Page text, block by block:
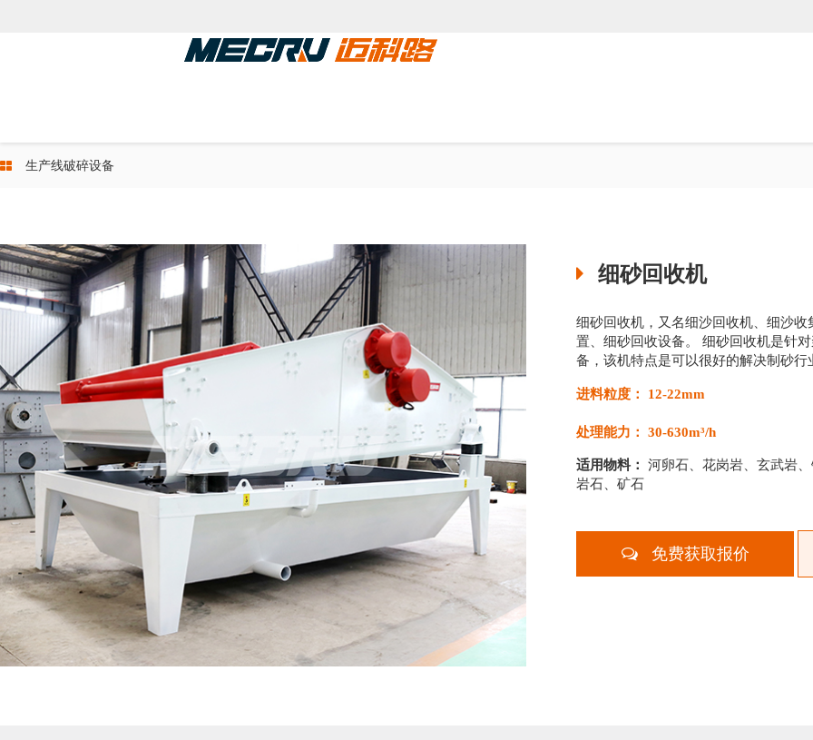
生产线破碎设备
细砂回收机
细砂回收机，又名细沙回收机、细沙
置、细砂回收设备。 细砂回收机是针
备，该机特点是可以很好的解决制砂行
进料粒度： 12-22mm
处理能力： 30-630m³/h
适用物料：
河卵石、花岗岩、玄武岩
岩石、矿石
免费获取报价